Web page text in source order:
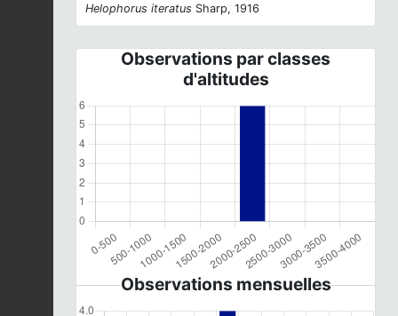
Helophorus iteratus Sharp, 1916
Observations par classes
d'altitudes
Observations mensuelles